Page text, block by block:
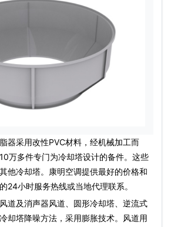
采用改性PVC材料，经机械加工而
万多件专门为冷却塔设计的备件。这些
他冷却塔。康明空调提供最好的价格和
24小时服务热线或当地代理联系。
及消声器风道、 圆形冷却塔 、逆流式
冷却塔降噪方法，采用膨胀技术。风道用